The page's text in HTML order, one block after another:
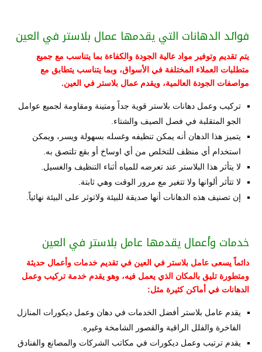
فوائد الدهانات التي يقدمها عمال بلاستر في العين
يتم تقديم وتوفير مواد عالية الجودة والكفاءة بما يتناسب مع جميع
متطلبات العملاء المختلفة في الأسواق، وبما يتناسب يتطابق مع
مواصفات الجودة العالمية، ويقدم عمال بلاستر في العين.
تركيب وعمل دهانات بلاستر قوية جداً ومتينة ومقاومة لجميع عوامل
الجو المتقلبة في فصل الصيف والشتاء.
يتميز هذا الدهان أنه يمكن تنظيفه وغسله بسهولة ويسر، ويمكن
استخدام أي منظف للتخلص من أي اوساخ أو بقع تلتصق به.
لا يتأثر هذا البلاستر عند تعرضه للمياه أثناء التنظيف والغسيل.
لا تتأثر ألوانها ولا تتغير مع مرور الوقت وهي ثابتة.
إن تصنيف هذه الدهانات أنها صديقة للبيئة ولاتوثر على البيئة نهائياً.
خدمات وأعمال يقدمها عامل بلاستر في العين
دائماً يسعى عامل بلاستر في العين في تقديم خدمات وأعمال حديثة
ومتطورة تليق بالمكان الذي يعمل فيه، وهو يقدم خدمة تركيب وعمل
الدهانات في أماكن كثيرة مثل:
يقدم عامل بلاستر أفضل الخدمات في دهان وعمل ديكورات المنازل
الفاخرة والفلل الراقية والقصور الشامخة وغيره.
يقدم ترتيب وعمل ديكورات في مكاتب الشركات والمصانع والفنادق